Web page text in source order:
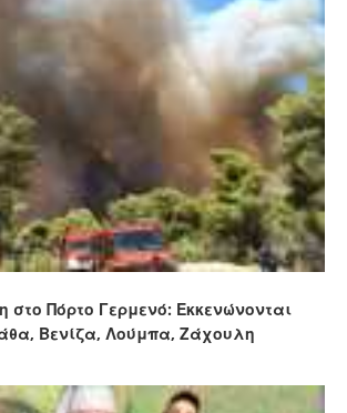
στο Πόρτο Γερμενό: Εκκενώνονται
Βενίζα, Λούμπα, Ζάχουλη